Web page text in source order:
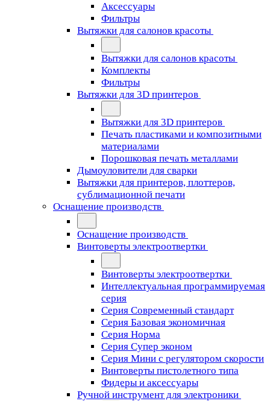
Аксессуары
Фильтры
Вытяжки для салонов красоты
Вытяжки для салонов красоты
Комплекты
Фильтры
Вытяжки для 3D принтеров
Вытяжки для 3D принтеров
Печать пластиками и композитными
материалами
Порошковая печать металлами
Дымоуловители для сварки
Вытяжки для принтеров, плоттеров,
сублимационной печати
Оснащение производств
Оснащение производств
Винтоверты электроотвертки
Винтоверты электроотвертки
Интеллектуальная программируемая
серия
Серия Современный стандарт
Серия Базовая экономичная
Серия Норма
Серия Cупер эконом
Серия Мини с регулятором скорости
Винтоверты пистолетного типа
Фидеры и аксессуары
Ручной инструмент для электроники